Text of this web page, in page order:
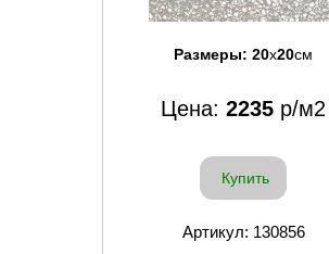
Размеры: 20x20см
Цена: 2235 р/м2
Купить
Артикул: 130856